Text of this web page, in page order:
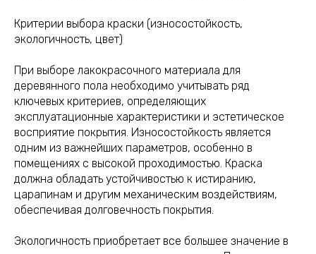
Критерии выбора краски (износостойкость,
экологичность, цвет)
При выборе лакокрасочного материала для
деревянного пола необходимо учитывать ряд
ключевых критериев, определяющих
эксплуатационные характеристики и эстетическое
восприятие покрытия. Износостойкость является
одним из важнейших параметров, особенно в
помещениях с высокой проходимостью. Краска
должна обладать устойчивостью к истиранию,
царапинам и другим механическим воздействиям,
обеспечивая долговечность покрытия.
Экологичность приобретает все большее значение в